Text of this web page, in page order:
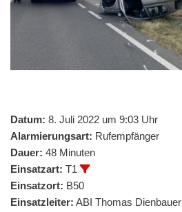
Datum: 8. Juli 2022 um 9:03 Uhr
Alarmierungsart: Rufempfänger
Dauer: 48 Minuten
Einsatzart: T1
Einsatzort: B50
Einsatzleiter: ABI Thomas Dienbauer